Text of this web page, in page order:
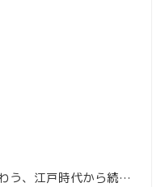
【銀座で老舗の味】竹葉亭で味わう、江戸時代から続く絶品うなぎ